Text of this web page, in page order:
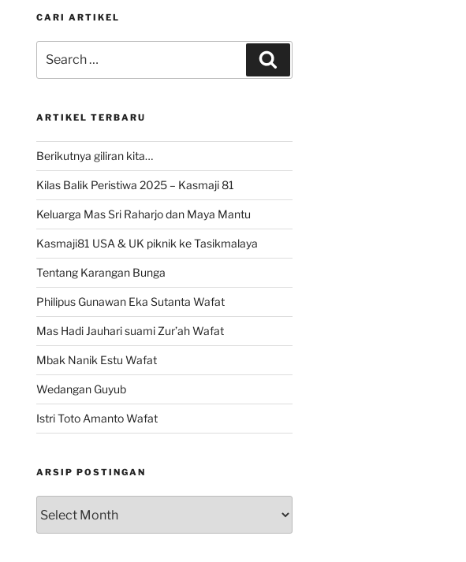
CARI ARTIKEL
for:
ARTIKEL TERBARU
Berikutnya giliran kita…
Kilas Balik Peristiwa 2025 – Kasmaji 81
Keluarga Mas Sri Raharjo dan Maya Mantu
Kasmaji81 USA & UK piknik ke Tasikmalaya
Tentang Karangan Bunga
Philipus Gunawan Eka Sutanta Wafat
Mas Hadi Jauhari suami Zur’ah Wafat
Mbak Nanik Estu Wafat
Wedangan Guyub
Istri Toto Amanto Wafat
ARSIP POSTINGAN
Postingan